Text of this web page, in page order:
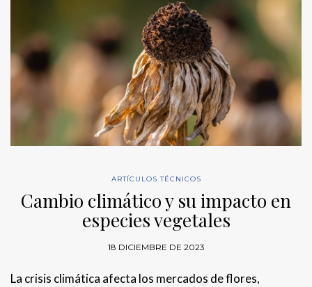
ARTÍCULOS TÉCNICOS
Cambio climático y su impacto en
especies vegetales
18 DICIEMBRE DE 2023
La crisis climática afecta los mercados de flores,